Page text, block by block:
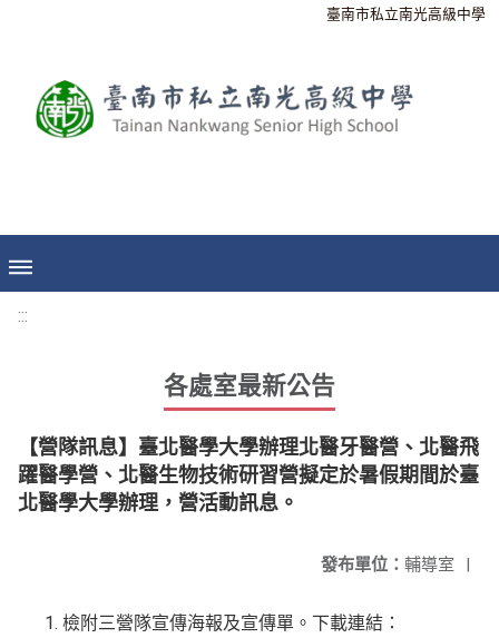
臺南市私立南光高級中學
:::
各處室最新公告
【營隊訊息】臺北醫學大學辦理北醫牙醫營、北醫飛
躍醫學營、北醫生物技術研習營擬定於暑假期間於臺
北醫學大學辦理，營活動訊息。
發布單位： 輔導室 |
檢附三營隊宣傳海報及宣傳單。下載連結：